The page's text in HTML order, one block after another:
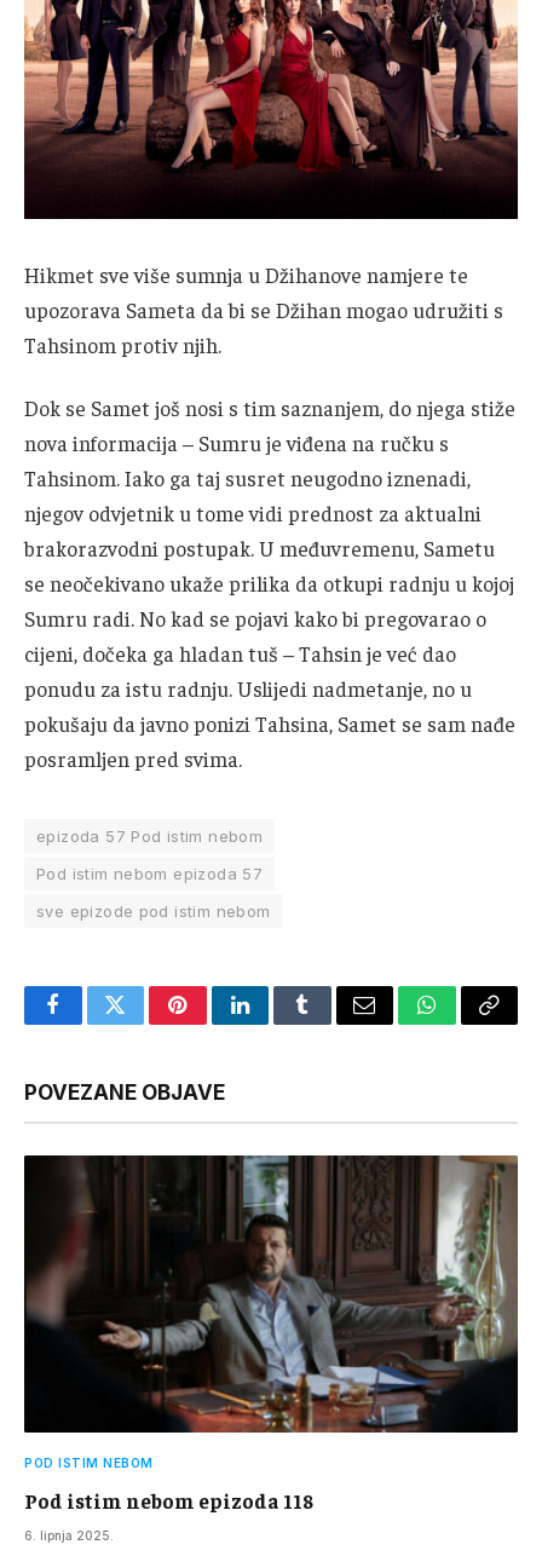
Hikmet sve više sumnja u Džihanove namjere te
upozorava Sameta da bi se Džihan mogao udružiti s
Tahsinom protiv njih.
Dok se Samet još nosi s tim saznanjem, do njega stiže
nova informacija – Sumru je viđena na ručku s
Tahsinom. Iako ga taj susret neugodno iznenadi,
njegov odvjetnik u tome vidi prednost za aktualni
brakorazvodni postupak. U međuvremenu, Sametu
se neočekivano ukaže prilika da otkupi radnju u kojoj
Sumru radi. No kad se pojavi kako bi pregovarao o
cijeni, dočeka ga hladan tuš – Tahsin je već dao
ponudu za istu radnju. Uslijedi nadmetanje, no u
pokušaju da javno ponizi Tahsina, Samet se sam nađe
posramljen pred svima.
epizoda 57 Pod istim nebom
Pod istim nebom epizoda 57
sve epizode pod istim nebom
FacebookTwitterPinterestLinkedInTumblrEmail WhatsApp
Copy
POVEZANE OBJAVE
POD ISTIM NEBOM
Pod istim nebom epizoda 118
6. lipnja 2025.